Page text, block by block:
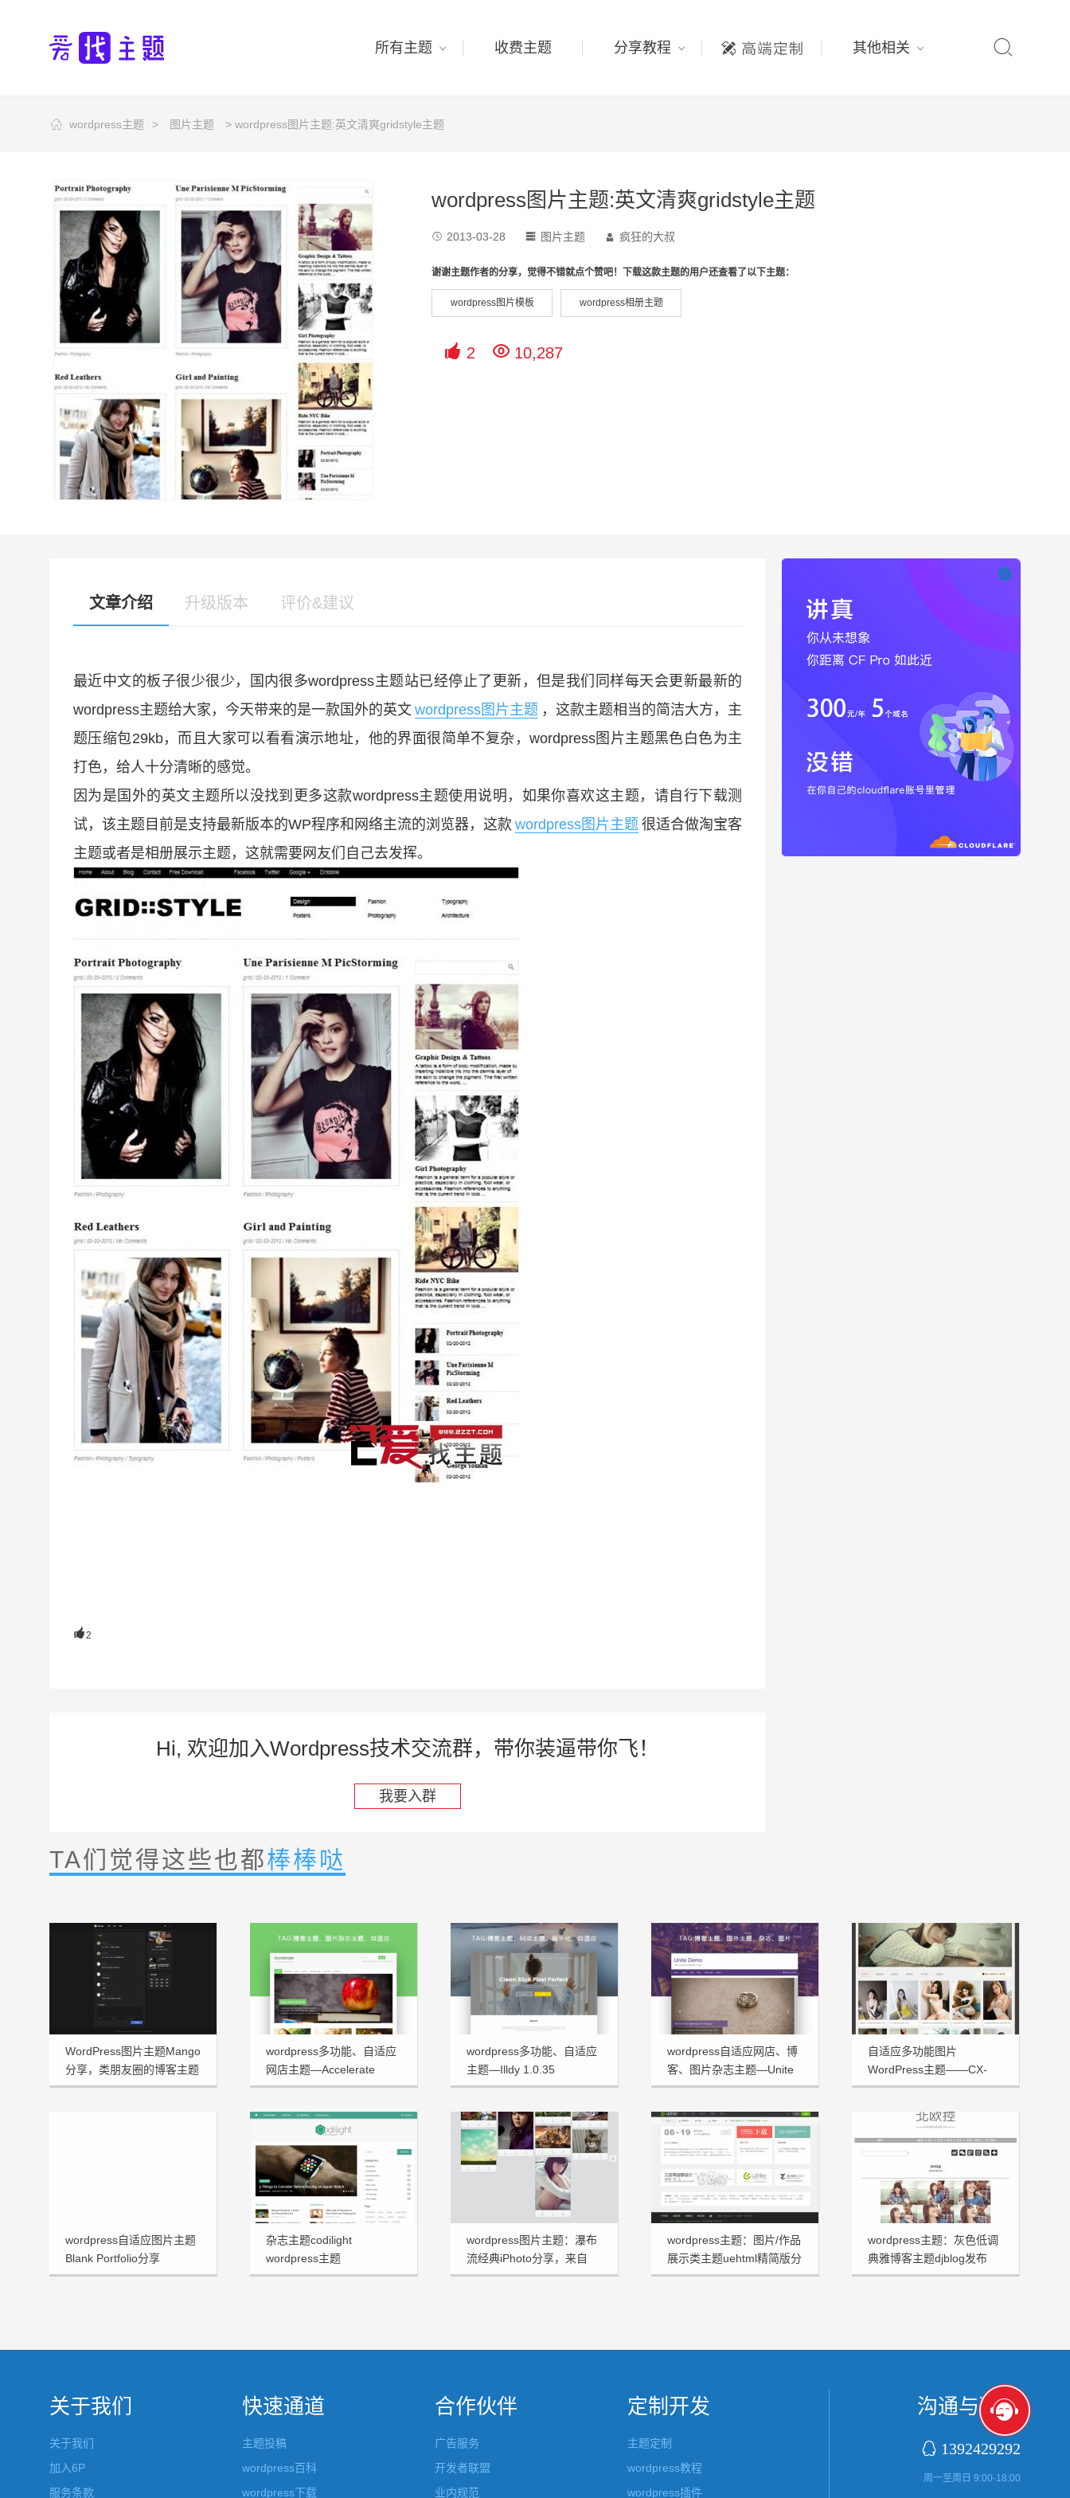
所有主题 收费主题 分享教程 其他相关 
wordpress主题 > 图片主题 > wordpress图片主题:英文清爽gridstyle主题
wordpress图片主题:英文清爽gridstyle主题
 2013-03-28  图片主题  疯狂的大叔
谢谢主题作者的分享，觉得不错就点个赞吧！下载这款主题的用户还查看了以下主题：
wordpress图片模板 wordpress相册主题
 2  10,287
文章介绍 升级版本 评价&建议
最近中文的板子很少很少，国内很多wordpress主题站已经停止了更新，但是我们同样每天会更新最新的
wordpress主题给大家，今天带来的是一款国外的英文 wordpress图片主题 ，这款主题相当的简洁大方，主
题压缩包29kb，而且大家可以看看演示地址，他的界面很简单不复杂，wordpress图片主题黑色白色为主
打色，给人十分清晰的感觉。
因为是国外的英文主题所以没找到更多这款wordpress主题使用说明，如果你喜欢这主题，请自行下载测
试，该主题目前是支持最新版本的WP程序和网络主流的浏览器，这款 wordpress图片主题 很适合做淘宝客
主题或者是相册展示主题，这就需要网友们自己去发挥。
2
Hi, 欢迎加入Wordpress技术交流群，带你装逼带你飞！
我要入群

TA们觉得这些也都棒棒哒
WordPress图片主题Mango
分享，类朋友圈的博客主题
wordpress多功能、自适应
网店主题—Accelerate
1.3.2
wordpress多功能、自适应
主题—Illdy 1.0.35
wordpress自适应网店、博
客、图片杂志主题—Unite
Demo
自适应多功能图片
WordPress主题——CX-
UDY免费发布
wordpress自适应图片主题
Blank Portfolio分享
杂志主题codilight
wordpress主题
wordpress图片主题：瀑布
流经典iPhoto分享，来自
MUfeng作品
wordpress主题：图片/作品
展示类主题uehtml精简版分
享
wordpress主题：灰色低调
典雅博客主题djblog发布
关于我们
关于我们
加入6P
服务条款
快速通道
主题投稿
wordpress百科
wordpress下载
合作伙伴
广告服务
开发者联盟
业内规范
定制开发
主题定制
wordpress教程
wordpress插件
沟通与联系
 1392429292
周一至周日 9:00-18:00